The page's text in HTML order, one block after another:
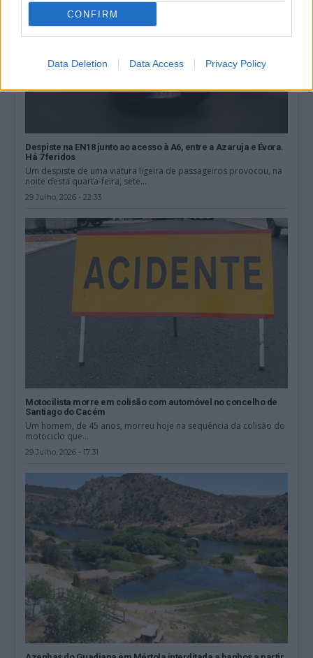
CONFIRM
Data Deletion Data Access Privacy Policy
Despiste na EN18 junto ao acesso à A6, entre a Azaruja e Évora.
Há 7 feridos
Um despiste de uma viatura ligeira de passageiros provocou, na
noite desta quarta-feira, sete...
29 Julho, 2026 - 22:33
Motocilista morre em colisão com automóvel no concelho de
Santiago do Cacém
Um homem, de 45 anos, morreu hoje na sequência da colisão do
motociclo que...
29 Julho, 2026 - 17:31